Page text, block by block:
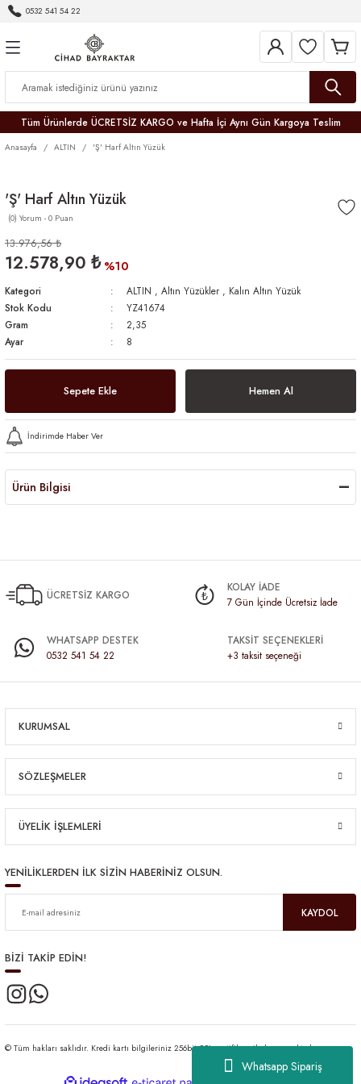
Whatsapp Sipariş
0532 541 54 22
Tüm Ürünlerde ÜCRETSİZ KARGO ve Hafta İçi Aynı Gün Kargoya Teslim
Anasayfa ALTIN 'Ş' Harf Altın Yüzük
'Ş' Harf Altın Yüzük
(0) Yorum - 0 Puan
13.976,56 ₺
12.578,90 ₺ %10
Kategori ALTIN , Altın Yüzükler , Kalın Altın Yüzük
Stok Kodu
YZ41674
Gram
2,35
Ayar
8
Sepete Ekle Hemen Al
İndirimde Haber Ver
Ürün Bilgisi
ÜCRETSİZ KARGO
KOLAY İADE
7 Gün İçinde Ücretsiz İade
WHATSAPP DESTEK
0532 541 54 22
TAKSİT SEÇENEKLERİ
+3 taksit seçeneği
KURUMSAL
SÖZLEŞMELER
ÜYELİK İŞLEMLERİ
YENİLİKLERDEN İLK SİZİN HABERİNİZ OLSUN.
KAYDOL
BİZİ TAKİP EDİN!
© Tüm hakları saklıdır. Kredi kartı bilgileriniz 256bit SSL sertifikası ile korunmaktadır.
ideasoft